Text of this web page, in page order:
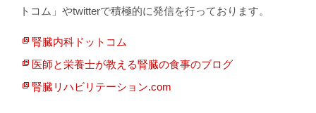
トコム」やtwitterで積極的に発信を行っております。
腎臓内科ドットコム
医師と栄養士が教える腎臓の食事のブログ
腎臓リハビリテーション.com